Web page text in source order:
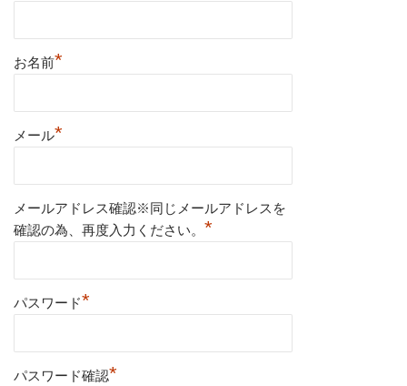
お名前*
メール*
メールアドレス確認※同じメールアドレスを
確認の為、再度入力ください。 *
パスワード*
パスワード確認*